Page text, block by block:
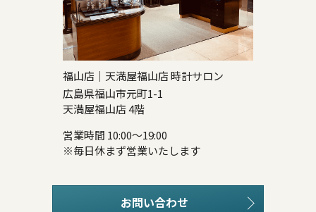
福山店｜天満屋福山店 時計サロン
広島県福山市元町1-1
天満屋福山店 4階
営業時間 10:00～19:00
※毎日休まず営業いたします
お問い合わせ